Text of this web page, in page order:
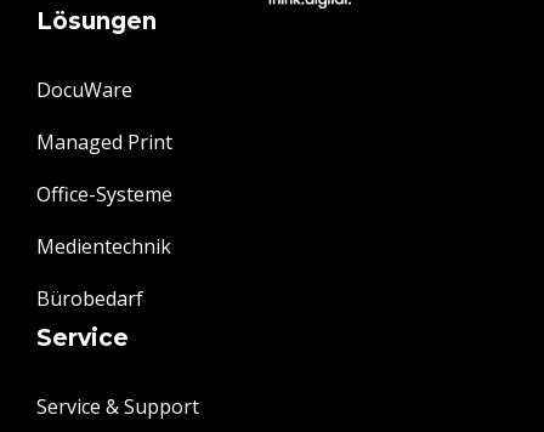
Lösungen
DocuWare
Managed Print
Office-Systeme
Medientechnik
Bürobedarf
Service
Service & Support